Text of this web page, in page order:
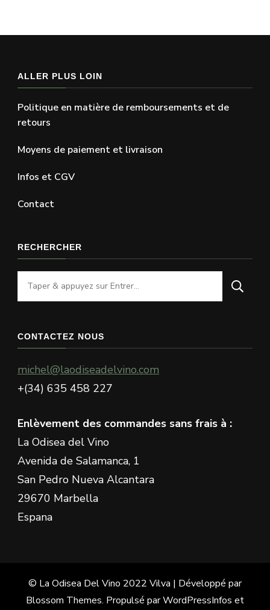
ALLER PLUS LOIN
Politique en matière de remboursements et de
retours
Moyens de paiement et livraison
Infos et CGV
Contact
RECHERCHER
Vous
recherchiez
chose
CONTACTEZ NOUS
michel@laodiseadelvino.com
+(34) 635 458 227
Enlèvement des commandes sans frais à :
La Odisea del Vino
Avenida de Salamanca, 1
San Pedro Nueva Alcantara
29670 Marbella
Espana
© La Odisea Del Vino 2022 Vilva | Développé par
Blossom Themes. Propulsé parWordPressInfos et